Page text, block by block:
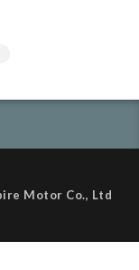
Motor Co., Ltd